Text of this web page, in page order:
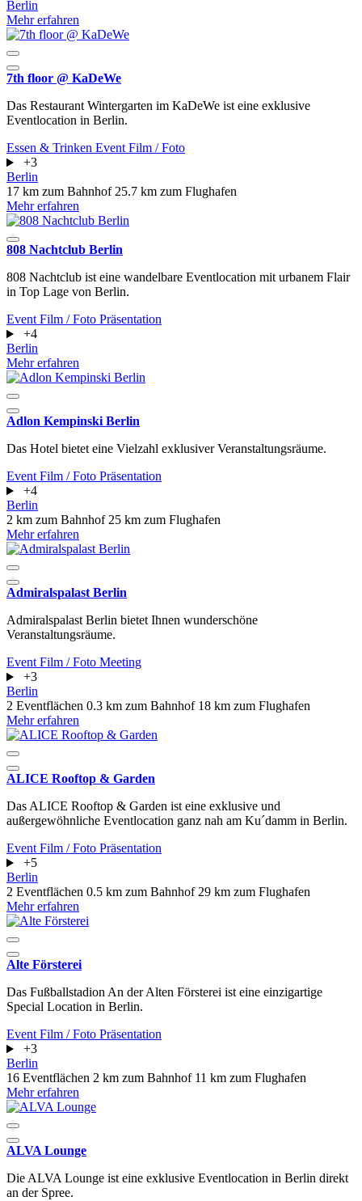
Berlin
Mehr erfahren
7th floor @ KaDeWe
Das Restaurant Wintergarten im KaDeWe ist eine exklusive
Eventlocation in Berlin.
Essen & Trinken Event Film / Foto
+3
Berlin
17 km zum Bahnhof 25.7 km zum Flughafen
Mehr erfahren
808 Nachtclub Berlin
808 Nachtclub ist eine wandelbare Eventlocation mit urbanem Flair
in Top Lage von Berlin.
Event Film / Foto Präsentation
+4
Berlin
Mehr erfahren
Adlon Kempinski Berlin
Das Hotel bietet eine Vielzahl exklusiver Veranstaltungsräume.
Event Film / Foto Präsentation
+4
Berlin
2 km zum Bahnhof 25 km zum Flughafen
Mehr erfahren
Admiralspalast Berlin
Admiralspalast Berlin bietet Ihnen wunderschöne
Veranstaltungsräume.
Event Film / Foto Meeting
+3
Berlin
2 Eventflächen 0.3 km zum Bahnhof 18 km zum Flughafen
Mehr erfahren
ALICE Rooftop & Garden
Das ALICE Rooftop & Garden ist eine exklusive und
außergewöhnliche Eventlocation ganz nah am Ku´damm in Berlin.
Event Film / Foto Präsentation
+5
Berlin
2 Eventflächen 0.5 km zum Bahnhof 29 km zum Flughafen
Mehr erfahren
Alte Försterei
Das Fußballstadion An der Alten Försterei ist eine einzigartige
Special Location in Berlin.
Event Film / Foto Präsentation
+3
Berlin
16 Eventflächen 2 km zum Bahnhof 11 km zum Flughafen
Mehr erfahren
ALVA Lounge
Die ALVA Lounge ist eine exklusive Eventlocation in Berlin direkt
an der Spree.